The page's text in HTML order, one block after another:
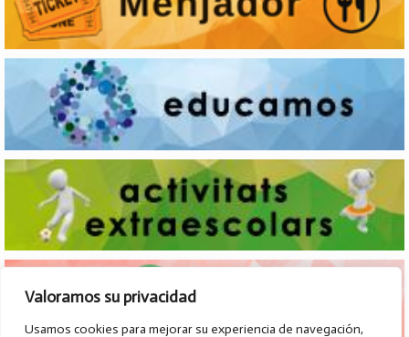
Valoramos su privacidad
Usamos cookies para mejorar su experiencia de navegación,